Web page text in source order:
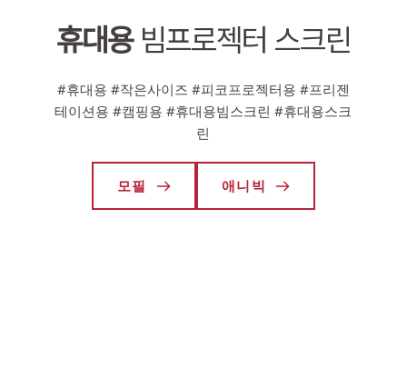
휴대용 빔프로젝터 스크린
#휴대용 #작은사이즈 #피코프로젝터용 #프리젠
테이션용 #캠핑용 #휴대용빔스크린 #휴대용스크
린
모필 애니빅